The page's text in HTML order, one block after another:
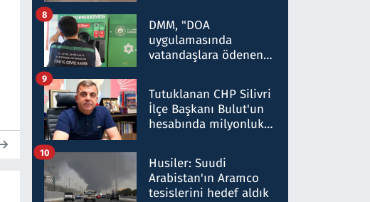
DMM, "DOA
uygulamasında
vatandaşlara ödenen
düşürüldüğü" iddiasını
yalanladı
8
Tutuklanan CHP Silivri
İlçe Başkanı Bulut'un
hesabında milyonluk
talimat verdi, ben
gönderdim
9
Husiler: Suudi
Arabistan'ın Aramco
tesislerini hedef aldık
10